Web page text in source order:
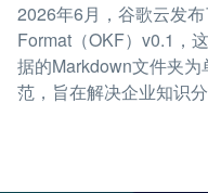
2026年6月，谷歌云发
Format（OKF）v0.1，
据的Markdown文件夹
范，旨在解决企业知识分